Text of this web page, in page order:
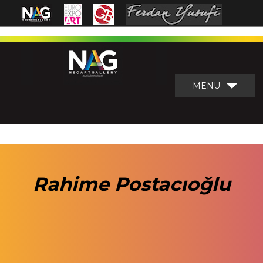
MENU
Rahime Postacıoğlu